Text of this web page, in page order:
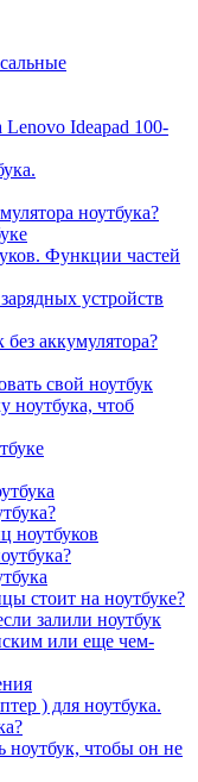
Ideapad 100-
ноутбука?
Функции частей
устройств
аккумулятора?
свой ноутбук
ноутбука, чтоб
ноутбуков
стоит на ноутбуке?
залили ноутбук
или еще чем-
) для ноутбука.
ноутбук, чтобы он не